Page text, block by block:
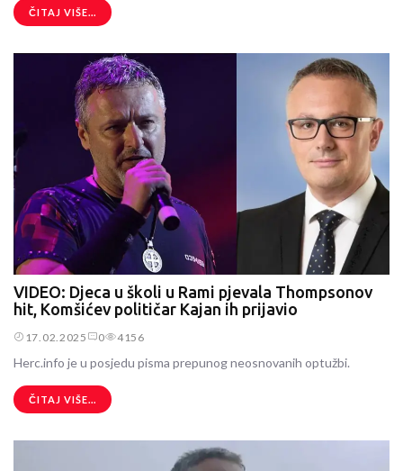
ČITAJ VIŠE...
VIDEO: Djeca u školi u Rami pjevala Thompsonov
hit, Komšićev političar Kajan ih prijavio
17.02.2025 0 4156
Herc.info je u posjedu pisma prepunog neosnovanih optužbi.
ČITAJ VIŠE...